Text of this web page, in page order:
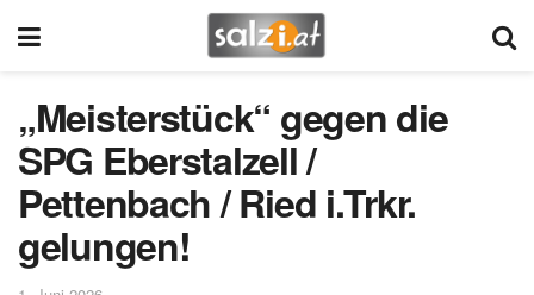
„Meisterstück“ gegen die
SPG Eberstalzell /
Pettenbach / Ried i.Trkr.
gelungen!